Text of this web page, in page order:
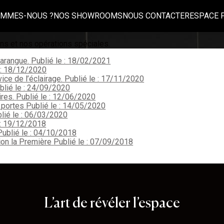
NOUS ?NOS SHOWROOMSNOUS CONTACTERESPACE
et nos opérations spéciales.
Publié le : 18/02/2021
18/12/2020
de l’éclairage. Publié le : 17/11/2020
le : 24/09/2020
Publié le : 12/06/2020
Publié le : 14/05/2020
le : 06/03/2020
19/12/2018
le : 04/10/2018
la Première Publié le : 07/09/2018
L’art de révéler l’espace